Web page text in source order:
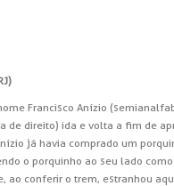
Francisco Anízio
de direito) ida e volta a fim de
já havia comprado um
o porquinho ao seu lado
ao conferir o trem, estranhou